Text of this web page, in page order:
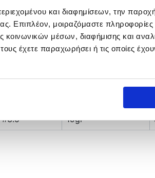
και διαφημίσεων, την
Επιπλέον, μοιραζόμαστε
κοινωνικών μέσων, διαφήμισης και
έχετε παραχωρήσει ή τις οποίες
#3.5 19gr